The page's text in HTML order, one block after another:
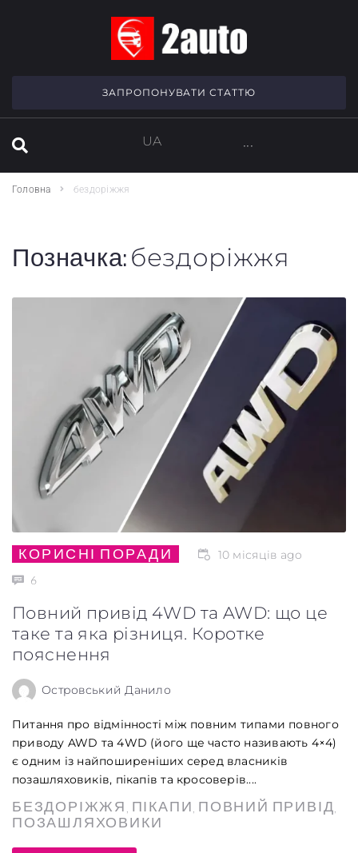
ЗАПРОПОНУВАТИ СТАТТЮ
···
UA
Головна бездоріжжя
Позначка:бездоріжжя
КОРИСНІ ПОРАДИ 10 місяців ago
6
Повний привід 4WD та AWD: що це
таке та яка різниця. Коротке
пояснення
Островський Данило
Питання про відмінності між повним типами повного
приводу AWD та 4WD (його ще часто називають 4×4)
є одним із найпоширеніших серед власників
позашляховиків, пікапів та кросоверів....
БЕЗДОРІЖЖЯ ПІКАПИ ПОВНИЙ ПРИВІД
ПОЗАШЛЯХОВИКИ
SEARCH THIS WEBSITE